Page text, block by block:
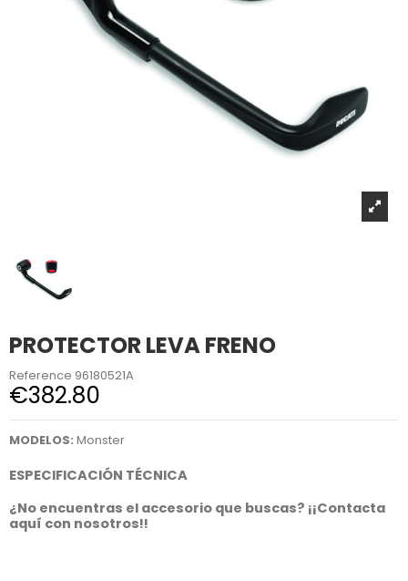
PROTECTOR LEVA FRENO
Reference 96180521A
€382.80
MODELOS: Monster
ESPECIFICACIÓN TÉCNICA
¿No encuentras el accesorio que buscas? ¡¡Contacta
aquí con nosotros!!